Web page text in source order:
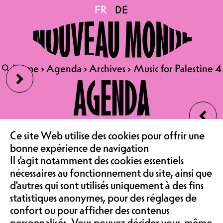
›
‹
FR DE
🔍Home›Agenda ›Archives› Music for Palestine 4
AGENDA
LE CAFÉ
ASSOCIATION &
FR DE
🔍Home›Agenda ›Archives› Music for Palestine 4
Music for Palestine 4
09.06.2024
MUSIC FOR PALESTINE 4
LAURE BETRIS, MELISSA
KASSAB, ADHAM ZIDAN,
3YOONI, BNFSJ, SHEBLI
ALBAU, AHMAD SLEMAN &
VALENTIN DEMONTMOLLIN
CONTES PAR PAUL ATTALAH
JOURNÉE SOLIDAIRE | À
L'AILE EST
10H00-16H30 | AU CHAPEAU
Ce site Web utilise des cookies pour offrir une
bonne expérience de navigation
Il s'agit notamment des cookies essentiels
nécessaires au fonctionnement du site, ainsi que
d'autres qui sont utilisés uniquement à des fins
statistiques anonymes, pour des réglages de
confort ou pour afficher des contenus